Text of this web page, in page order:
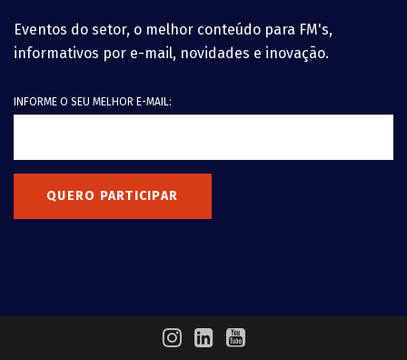
Eventos do setor, o melhor conteúdo para FM's,
informativos por e-mail, novidades e inovação.
INFORME O SEU MELHOR E-MAIL:
QUERO PARTICIPAR